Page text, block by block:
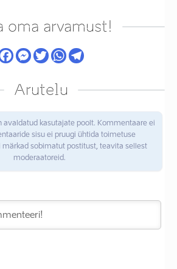
oma arvamust!
Arutelu
avaldatud kasutajate poolt. Kommentaare ei
sisu ei pruugi ühtida toimetuse
märkad sobimatut postitust, teavita sellest
moderaatoreid.